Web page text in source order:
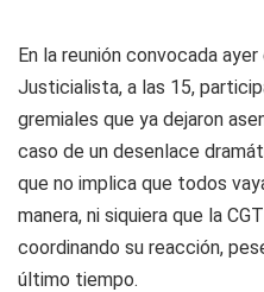
En la reunión convocada
Justicialista, a las 15,
gremiales que ya dejaron
caso de un desenlace
que no implica que todos
manera, ni siquiera que la
coordinando su reacción,
último tiempo.